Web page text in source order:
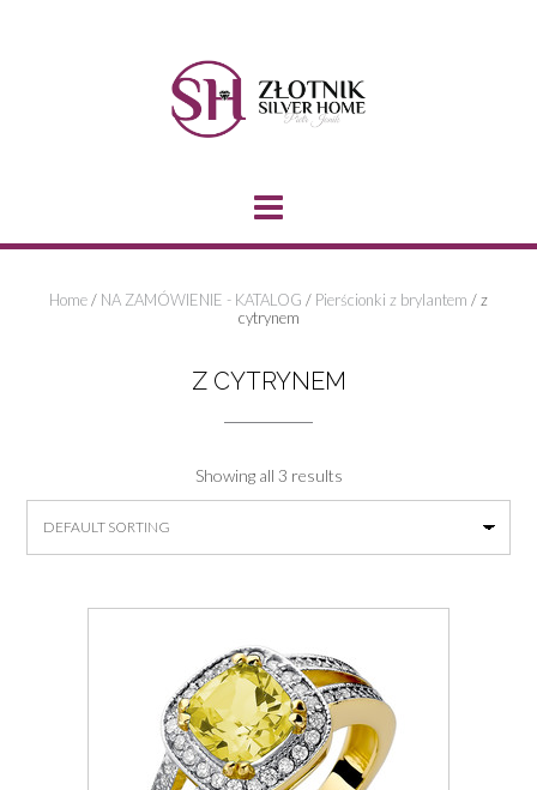
Home/ NA ZAMÓWIENIE - KATALOG / Pierścionki z brylantem / z
cytrynem
Z CYTRYNEM
Showing all 3 results